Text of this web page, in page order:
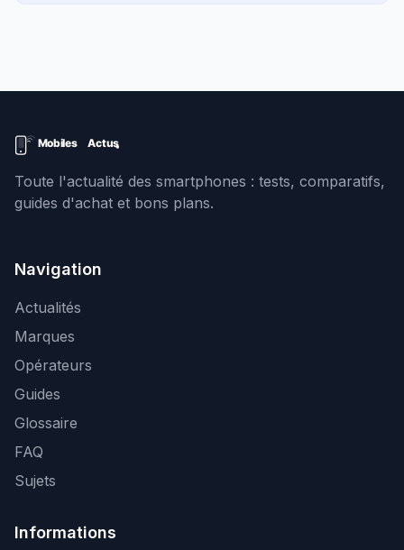
Toute l'actualité des smartphones : tests, comparatifs,
guides d'achat et bons plans.
Navigation
Actualités
Marques
Opérateurs
Guides
Glossaire
FAQ
Sujets
Informations